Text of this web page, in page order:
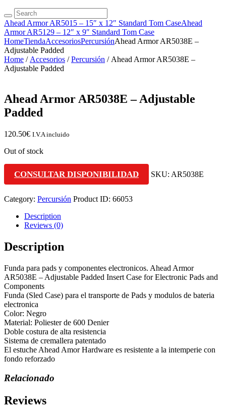
Ahead Armor AR5015 – 15″ x 12″ Standard Tom CaseAhead
Armor AR5129 – 12″ x 9″ Standard Tom Case
HomeTiendaAccesoriosPercursiónAhead Armor AR5038E –
Adjustable Padded
Home / Accesorios /Percursión / Ahead Armor AR5038E –
Adjustable Padded
Ahead Armor AR5038E – Adjustable
Padded
120.50€ I.V.A incluido
Out of stock
CONSULTAR DISPONIBILIDAD SKU: AR5038E
Category: Percursión Product ID: 66053
Description
Reviews (0)
Description
Funda para pads y componentes electronicos. Ahead Armor
AR5038E – Adjustable Padded Insert Case for Electronic Pads and
Components
Funda (Sled Case) para el transporte de Pads y modulos de bateria
electronica
Color: Negro
Material: Poliester de 600 Denier
Doble costura de alta resistencia
Sistema de cremallera patentado
El estuche Ahead Amor Hardware es resistente a la intemperie con
fondo reforzado
Relacionado
Reviews